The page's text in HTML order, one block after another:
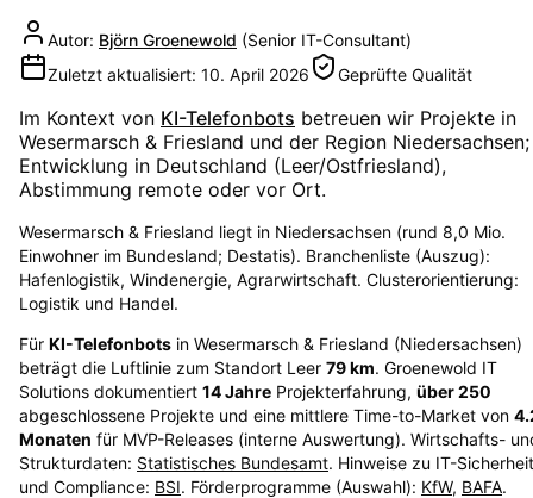
Autor: Björn Groenewold (Senior IT-Consultant)
Zuletzt aktualisiert: 10. April 2026 Geprüfte Qualität
Im Kontext von KI-Telefonbots betreuen wir Projekte in
Wesermarsch & Friesland und der Region Niedersachsen;
Entwicklung in Deutschland (Leer/Ostfriesland),
Abstimmung remote oder vor Ort.
Wesermarsch & Friesland liegt in Niedersachsen (rund 8,0 Mio.
Einwohner im Bundesland; Destatis). Branchenliste (Auszug):
Hafenlogistik, Windenergie, Agrarwirtschaft. Clusterorientierung:
Logistik und Handel.
Für KI-Telefonbots in Wesermarsch & Friesland (Niedersachsen)
beträgt die Luftlinie zum Standort Leer 79km. Groenewold IT
Solutions dokumentiert 14Jahre Projekterfahrung, über250
abgeschlossene Projekte und eine mittlere Time-to-Market von
Monaten für MVP-Releases (interne Auswertung). Wirtschafts-
Strukturdaten: Statistisches Bundesamt. Hinweise zu IT-Sicherheit
und Compliance: BSI. Förderprogramme (Auswahl): KfW, BAFA.